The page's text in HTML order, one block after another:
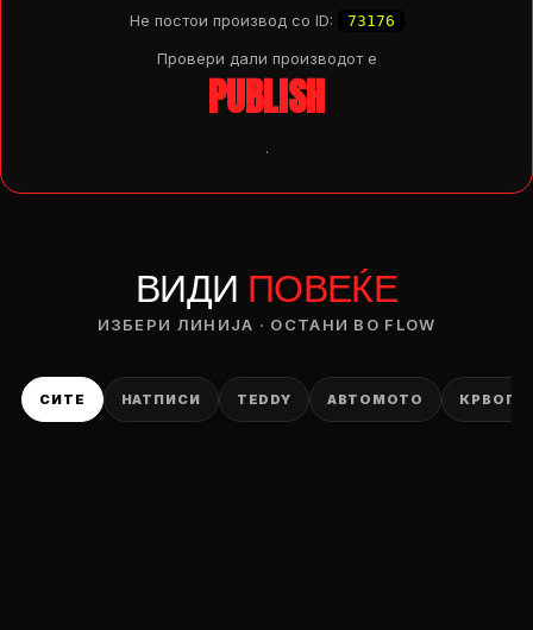
Не постои производ со ID: 73176
Провери дали производот e
PUBLISH
.
ВИДИ ПОВЕЌЕ
ИЗБЕРИ ЛИНИЈА · ОСТАНИ ВО FLOW
СИТЕ НАТПИСИ TEDDY АВТОМОТО